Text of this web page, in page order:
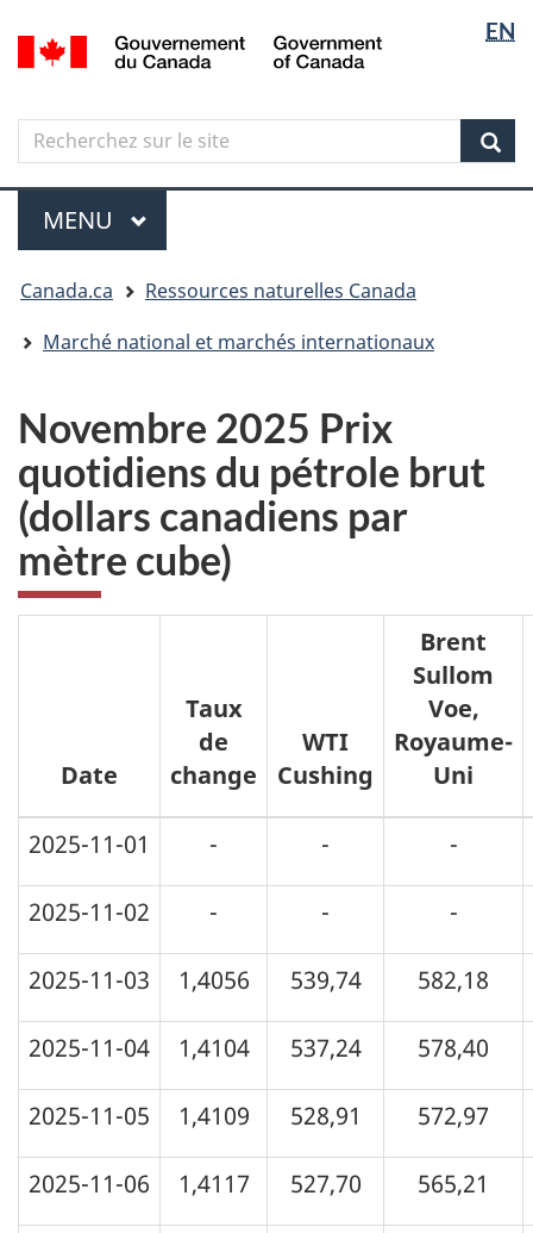
Aller
au
principal
Skip
to
government"
Passer
à
version
simplifiée
langue
EN
Canada
Search
Recherchez
sur
le
site
Menu
MENU PRINCIPAL
êtes
ici
Canada.ca
Ressources naturelles Canada
Marché national et marchés internationaux
Novembre 2025 Prix
quotidiens du pétrole brut
(dollars canadiens par
mètre cube)
Date
Taux
de
change
WTI
Cushing
Brent
Sullom
Voe,
Royaume-
Uni
2025-11-01 - - -
2025-11-02 - - -
2025-11-03 1,4056 539,74 582,18
2025-11-04 1,4104 537,24 578,40
2025-11-05 1,4109 528,91 572,97
2025-11-06 1,4117 527,70 565,21